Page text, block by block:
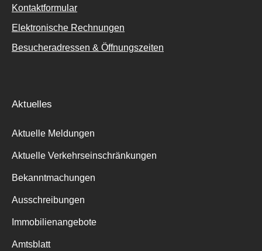
Kontaktformular
Elektronische Rechnungen
Besucheradressen & Öffnungszeiten
Aktuelles
Aktuelle Meldungen
Aktuelle Verkehrseinschränkungen
Bekanntmachungen
Ausschreibungen
Immobilienangebote
Amtsblatt